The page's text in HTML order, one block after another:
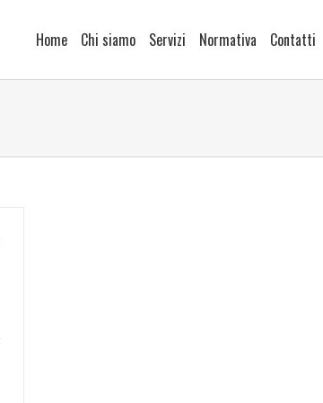
Home Chi siamo Servizi Normativa Contatti